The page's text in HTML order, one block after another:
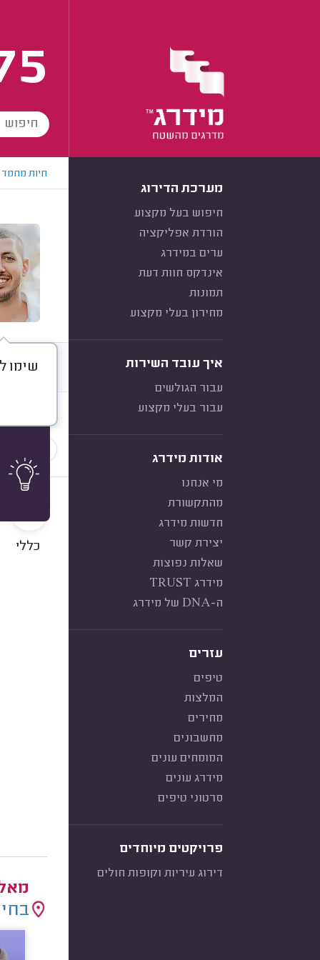
מערכת הדירוג
חיפוש בעל מקצוע
הורדת אפליקציה
ערים במידרג
אינדקס חוות דעת
תמונות
מחירון בעלי מקצוע
איך עובד השירות
עבור הגולשים
עבור בעלי מקצוע
אודות מידרג
מי אנחנו
מהתקשורת
חדשות מידרג
יצירת קשר
שאלות נפוצות
מידרג TRUST
ה-DNA של מידרג
עזרים
טיפים
המלצות
מחירים
מחשבונים
המומחים עונים
מידרג עונים
סרטוני טיפים
פרויקטים מיוחדים
דירוג עיריות וקופות חולים
חיות מחמד
שימו
דברו
10
כללי